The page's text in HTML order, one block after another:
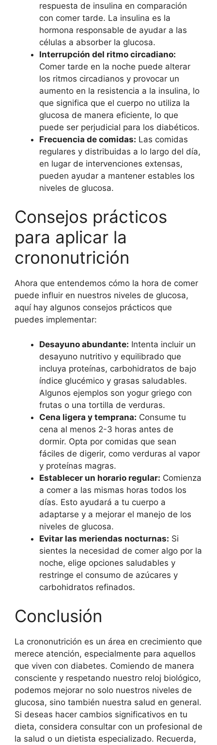
respuesta de insulina en comparación
con comer tarde. La insulina es la
hormona responsable de ayudar a las
células a absorber la glucosa.
Interrupción del ritmo circadiano:
Comer tarde en la noche puede alterar
los ritmos circadianos y provocar un
aumento en la resistencia a la insulina, lo
que significa que el cuerpo no utiliza la
glucosa de manera eficiente, lo que
puede ser perjudicial para los diabéticos.
Frecuencia de comidas: Las comidas
regulares y distribuidas a lo largo del día,
en lugar de intervenciones extensas,
pueden ayudar a mantener estables los
niveles de glucosa.
Consejos prácticos
para aplicar la
crononutrición
Ahora que entendemos cómo la hora de comer
puede influir en nuestros niveles de glucosa,
aquí hay algunos consejos prácticos que
puedes implementar:
Desayuno abundante: Intenta incluir un
desayuno nutritivo y equilibrado que
incluya proteínas, carbohidratos de bajo
índice glucémico y grasas saludables.
Algunos ejemplos son yogur griego con
frutas o una tortilla de verduras.
Cena ligera y temprana: Consume tu
cena al menos 2-3 horas antes de
dormir. Opta por comidas que sean
fáciles de digerir, como verduras al vapor
y proteínas magras.
Establecer un horario regular: Comienza
a comer a las mismas horas todos los
días. Esto ayudará a tu cuerpo a
adaptarse y a mejorar el manejo de los
niveles de glucosa.
Evitar las meriendas nocturnas: Si
sientes la necesidad de comer algo por la
noche, elige opciones saludables y
restringe el consumo de azúcares y
carbohidratos refinados.
Conclusión
La crononutrición es un área en crecimiento que
merece atención, especialmente para aquellos
que viven con diabetes. Comiendo de manera
consciente y respetando nuestro reloj biológico,
podemos mejorar no solo nuestros niveles de
glucosa, sino también nuestra salud en general.
Si deseas hacer cambios significativos en tu
dieta, considera consultar con un profesional de
la salud o un dietista especializado. Recuerda,